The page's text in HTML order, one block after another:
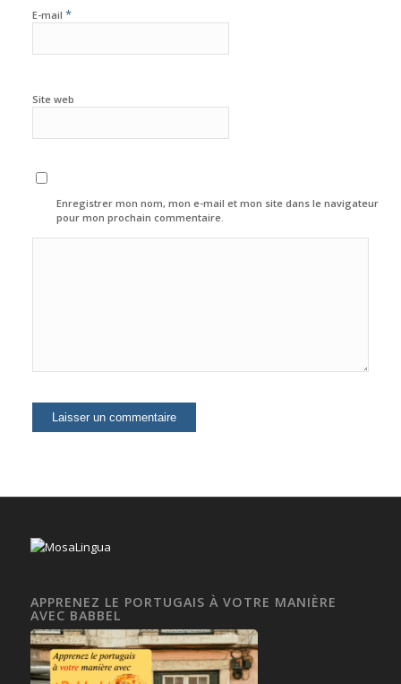
E-mail *
Site web
Enregistrer mon nom, mon e-mail et mon site dans le navigateur
pour mon prochain commentaire.
APPRENEZ LE PORTUGAIS À VOTRE MANIÈRE
AVEC BABBEL